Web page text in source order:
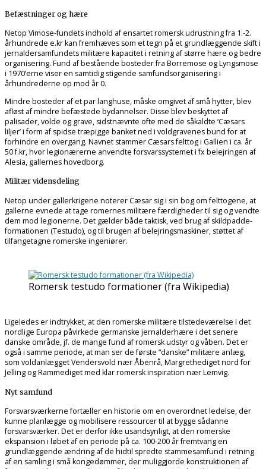
Befæstninger og hære
Netop Vimose-fundets indhold af ensartet romersk udrustning fra 1.-2.
århundrede e.kr kan fremhæves som et tegn på et grundlæggende skift i
jernaldersamfundets militære kapacitet i retning af større hære og bedre
organisering. Fund af bestående bosteder fra Borremose og Lyngsmose
i 1970’erne viser en samtidig stigende samfundsorganisering i
århundrederne op mod år 0.
Mindre bosteder af et par langhuse, måske omgivet af små hytter, blev
afløst af mindre befæstede bydannelser. Disse blev beskyttet af
palisader, volde og grave, sidstnævnte ofte med de såkaldte ‘Cæsars
liljer’ i form af spidse træpigge banket ned i voldgravenes bund for at
forhindre en overgang. Navnet stammer Cæsars felttog i Gallien i ca. år
50 f.kr, hvor legionærerne anvendte forsvarssystemet i fx belejringen af
Alesia, gallernes hovedborg.
Militær vidensdeling
Netop under gallerkrigene noterer Cæsar sig i sin bog om felttogene, at
gallerne evnede at tage romernes militære færdigheder til sig og vendte
dem mod legionerne. Det gælder både taktisk, ved brug af skildpadde-
formationen (Testudo), og til brugen af belejringsmaskiner, støttet af
tilfangetagne romerske ingeniører.
Romersk testudo formationer (fra Wikipedia)
Ligeledes er indtrykket, at den romerske militære tilstedeværelse i det
nordlige Europa påvirkede germanske jernalderhære i det senere
danske område, jf. de mange fund af romersk udstyr og våben. Det er
også i samme periode, at man ser de første “danske” militære anlæg,
som voldanlægget Vendersvold nær Åbenrå, Margrethediget nord for
Jelling og Rammediget med klar romersk inspiration nær Lemvig.
Nyt samfund
Forsvarsværkerne fortæller en historie om en overordnet ledelse, der
kunne planlægge og mobilisere ressourcer til at bygge sådanne
forsvarsværker. Det er derfor ikke usandsynligt, at den romerske
ekspansion i løbet af en periode på ca. 100-200 år fremtvang en
grundlæggende ændring af de hidtil spredte stammesamfund i retning
af en samling i små kongedømmer, der muliggjorde konstruktionen af